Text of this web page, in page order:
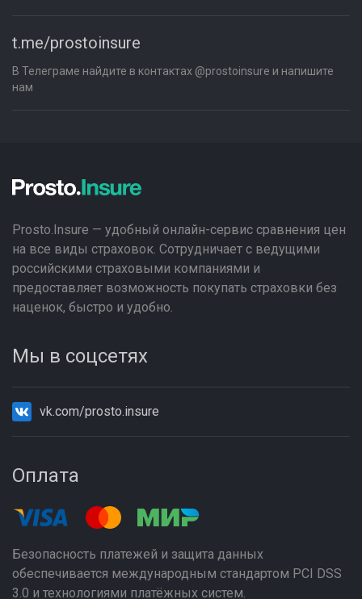
t.me/prostoinsure
В Телеграме найдите в контактах @prostoinsure и напишите
нам
Prosto.Insure — удобный онлайн-сервис сравнения цен
на все виды страховок. Сотрудничает с ведущими
российскими страховыми компаниями и
предоставляет возможность покупать страховки без
наценок, быстро и удобно.
Мы в соцсетях
vk.com/prosto.insure
Оплата
Безопасность платежей и защита данных
обеспечивается международным стандартом PCI DSS
3.0 и технологиями платёжных систем.